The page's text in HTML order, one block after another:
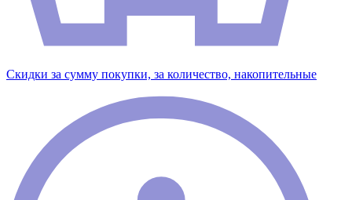
Скидки за сумму покупки, за количество, накопительные